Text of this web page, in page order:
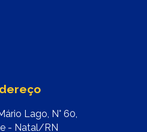
Lago, N° 60,
- Natal/RN